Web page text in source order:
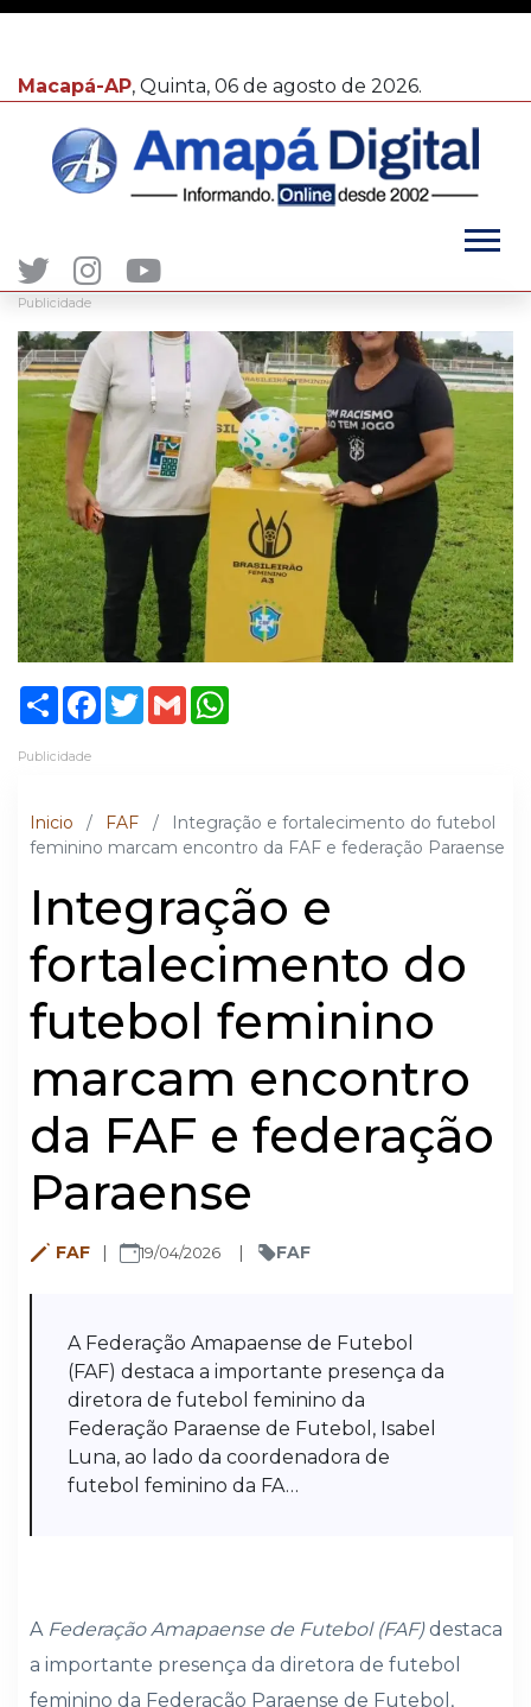
Macapá-AP, Quinta, 06 de agosto de 2026.
Publicidade
ShareFacebook
TwitterGmail
Publicidade
Inicio / FAF /
Integração e fortalecimento do futebol
feminino marcam encontro da FAF e federação Paraense
Integração e
fortalecimento do
futebol feminino
marcam encontro
da FAF e federação
Paraense
FAF 19/04/2026 FAF
A Federação Amapaense de Futebol
(FAF) destaca a importante presença da
diretora de futebol feminino da
Federação Paraense de Futebol, Isabel
Luna, ao lado da coordenadora de
futebol feminino da FA…
A Federação Amapaense de Futebol (FAF)destaca
a importante presença da diretora de futebol
feminino da Federação Paraense de Futebol,